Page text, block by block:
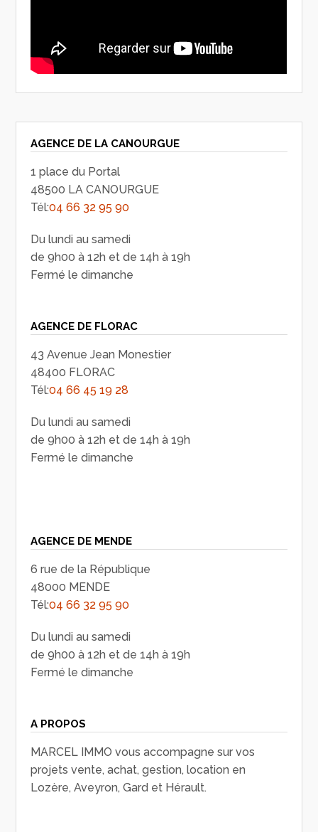
AGENCE DE LA CANOURGUE
1 place du Portal
48500 LA CANOURGUE
Tél:04 66 32 95 90
Du lundi au samedi
de 9h00 à 12h et de 14h à 19h
Fermé le dimanche
AGENCE DE FLORAC
43 Avenue Jean Monestier
48400 FLORAC
Tél:04 66 45 19 28
Du lundi au samedi
de 9h00 à 12h et de 14h à 19h
Fermé le dimanche
AGENCE DE MENDE
6 rue de la République
48000 MENDE
Tél:04 66 32 95 90
Du lundi au samedi
de 9h00 à 12h et de 14h à 19h
Fermé le dimanche
A PROPOS
MARCEL IMMO vous accompagne sur vos
projets vente, achat, gestion, location en
Lozère, Aveyron, Gard et Hérault.